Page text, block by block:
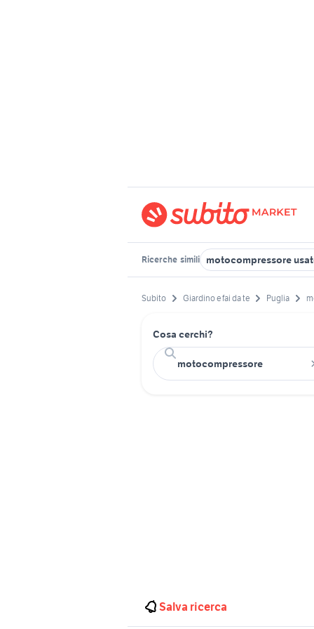
Ricerche simili motocompressore
Subito Giardino e fai da te Puglia
Cosa cerchi?
Salva ricerca